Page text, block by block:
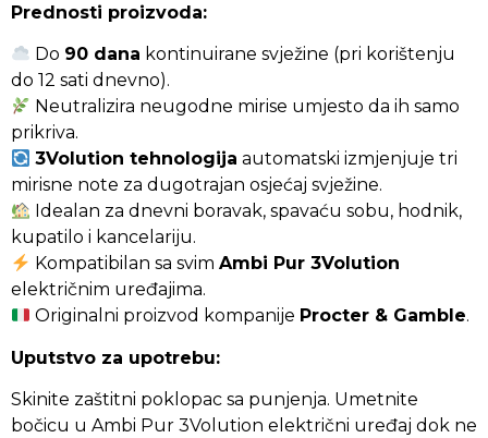
Prednosti proizvoda:
Do 90 dana kontinuirane svježine (pri korištenju
do 12 sati dnevno).
Neutralizira neugodne mirise umjesto da ih samo
prikriva.
3Volution tehnologija automatski izmjenjuje tri
mirisne note za dugotrajan osjećaj svježine.
Idealan za dnevni boravak, spavaću sobu, hodnik,
kupatilo i kancelariju.
Kompatibilan sa svimAmbi Pur 3Volution
električnim uređajima.
Originalni proizvod kompanije Procter & Gamble.
Uputstvo za upotrebu:
Skinite zaštitni poklopac sa punjenja. Umetnite
bočicu u Ambi Pur 3Volution električni uređaj dok ne